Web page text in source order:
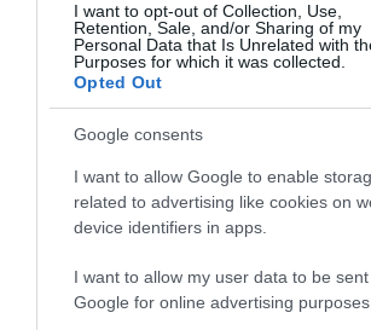
I want to opt-out of Collection, Use,
Retention, Sale, and/or Sharing of my
Personal Data that Is Unrelated with
Purposes for which it was collected.
Opted Out
Google consents
I want to allow Google to enable
related to advertising like cookies on
device identifiers in apps.
I want to allow my user data to be
Google for online advertising purposes.
Megosztás: Facebook Twitter
Baldwin, Hilaria Baldwin
Korábbi bejegyzések
HASONLÓ BEJEGYZÉSEK